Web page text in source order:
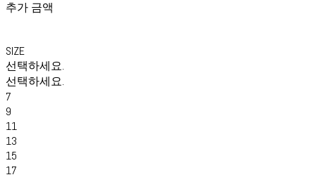
추가 금액
SIZE
선택하세요.
선택하세요.
7
9
11
13
15
17